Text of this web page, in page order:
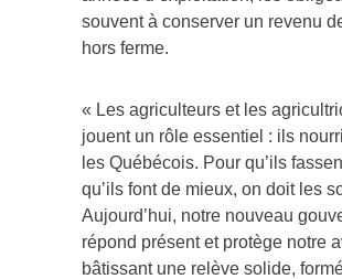
souvent à conserver un revenu
hors ferme.
« Les agriculteurs et les
jouent un rôle essentiel : ils
les Québécois. Pour qu’ils
qu’ils font de mieux, on doit les
Aujourd’hui, notre nouveau
répond présent et protège notre
bâtissant une relève solide,